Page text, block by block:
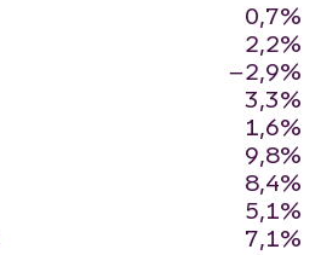
0,7%
2,2%
−2,9%
3,3%
1,6%
9,8%
8,4%
5,1%
7,1%